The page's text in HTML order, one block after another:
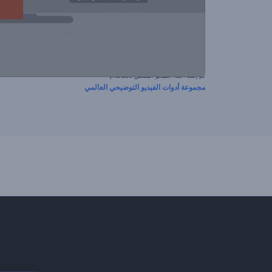
تم إنشاء هذا الفيديو المسبق باستخدام
مجموعة أدوات الفيديو التوضيحي العالمي